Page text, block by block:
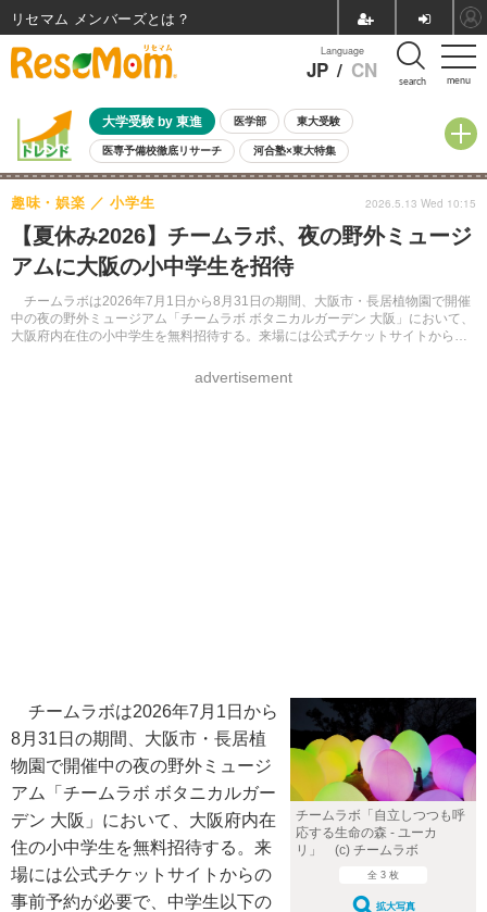
menu
Language
JP / CN search
大学受験 by 東進 医学部 東大受験
医専予備校徹底リサーチ 河合塾×東大特集
親子で考える大学選び 高校受験 中学受験 小学校受験
共通テスト 夏休み
8月開催イベント・WS 全国公立高校 過去問 人気記事
自由研究教材（小学生向け） 自由研究教材（中学生向け）
【夏休み2026】チームラボ、夜の野外ミュージ
アムに大阪の小中学生を招待
チームラボは2026年7月1日から8月31日の期間、大阪市・長居植物園で開催
中の夜の野外ミュージアム「チームラボ ボタニカルガーデン 大阪」において、
大阪府内在住の小中学生を無料招待する。来場には公式チケットサイトからの
趣味・娯楽 小学生
advertisement
2026.5.13 Wed 10:15
チームラボ「自立しつつも呼
応する生命の森 - ユーカ
リ」 (c) チームラボ
全 3 枚
拡大写真
チームラボは2026年7月1日から
8月31日の期間、大阪市・長居植
物園で開催中の夜の野外ミュージ
アム「チームラボ ボタニカルガー
デン 大阪」において、大阪府内在
住の小中学生を無料招待する。来
場には公式チケットサイトからの
事前予約が必要で、中学生以下の
リセマム メンバーズ